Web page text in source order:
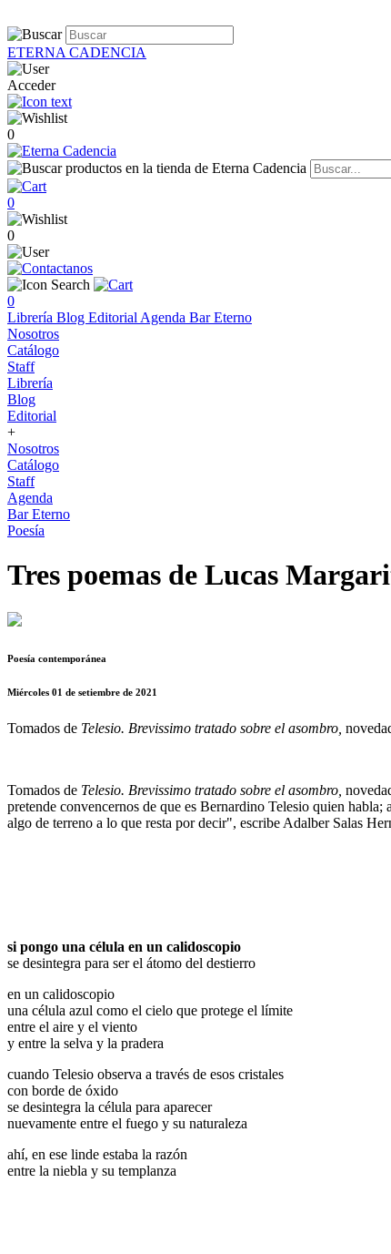
ETERNA CADENCIA
Acceder
0
0
0
0
Librería Blog Editorial Agenda Bar Eterno
Nosotros
Catálogo
Staff
Librería
Blog
Editorial
+
Nosotros
Catálogo
Staff
Agenda
Bar Eterno
Poesía
Tres poemas de Lucas
Poesía contemporánea
Miércoles 01 de setiembre de 2021
Tomados de Telesio. Brevissimo tratado sobre el asombro,
Tomados de Telesio. Brevissimo tratado sobre el asombro,
pretende convencernos de que es Bernardino Telesio quien
algo de terreno a lo que resta por decir", escribe Adalber Salas
si pongo una célula en un calidoscopio
se desintegra para ser el átomo del destierro
en un calidoscopio
una célula azul como el cielo que protege el límite
entre el aire y el viento
y entre la selva y la pradera
cuando Telesio observa a través de esos cristales
con borde de óxido
se desintegra la célula para aparecer
nuevamente entre el fuego y su naturaleza
ahí, en ese linde estaba la razón
entre la niebla y su templanza